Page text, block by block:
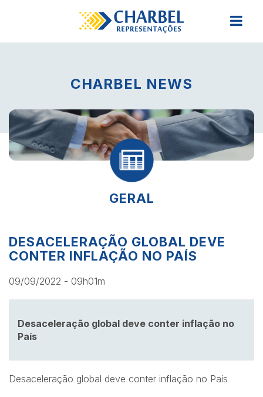
CHARBEL NEWS
GERAL
DESACELERAÇÃO GLOBAL DEVE
CONTER INFLAÇÃO NO PAÍS
09/09/2022 - 09h01m
Desaceleração global deve conter inflação no
País
Desaceleração global deve conter inflação no País